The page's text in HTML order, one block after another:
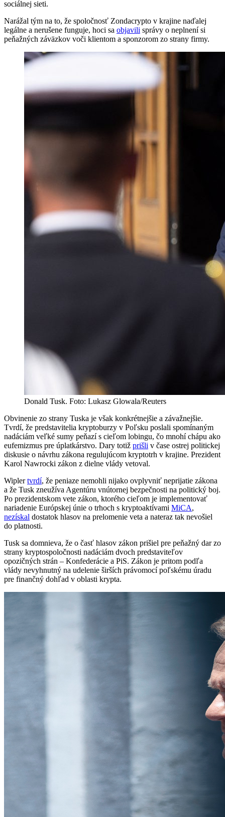
sociálnej sieti.
Narážal tým na to, že spoločnosť Zondacrypto v krajine naďalej
legálne a nerušene funguje, hoci sa objavili správy o neplnení si
peňažných záväzkov voči klientom a sponzorom zo strany firmy.
Donald Tusk. Foto: Lukasz Glowala/Reuters
Obvinenie zo strany Tuska je však konkrétnejšie a závažnejšie.
Tvrdí, že predstavitelia kryptoburzy v Poľsku poslali spomínaným
nadáciám veľké sumy peňazí s cieľom lobingu, čo mnohí chápu ako
eufemizmus pre úplatkárstvo. Dary totiž prišli v čase ostrej politickej
diskusie o návrhu zákona regulujúcom kryptotrh v krajine. Prezident
Karol Nawrocki zákon z dielne vlády vetoval.
Wiplertvrdí, že peniaze nemohli nijako ovplyvniť neprijatie zákona
a že Tusk zneužíva Agentúru vnútornej bezpečnosti na politický boj.
Po prezidentskom vete zákon, ktorého cieľom je implementovať
nariadenie Európskej únie o trhoch s kryptoaktívami MiCA,
nezískal dostatok hlasov na prelomenie veta a nateraz tak nevošiel
do platnosti.
Tusk sa domnieva, že o časť hlasov zákon prišiel pre peňažný dar zo
strany kryptospoločnosti nadáciám dvoch predstaviteľov
opozičných strán – Konfederácie a PiS. Zákon je pritom podľa
vlády nevyhnutný na udelenie širších právomocí poľskému úradu
pre finančný dohľad v oblasti krypta.